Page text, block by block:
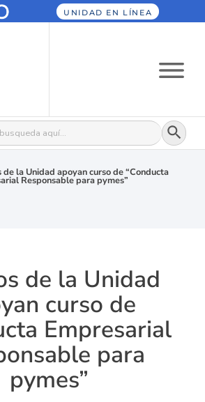
UNIDAD EN LÍNEA
Botón
la Unidad apoyan curso de “Conducta
Responsable para pymes”
de la Unidad
curso de
Empresarial
para
pymes”